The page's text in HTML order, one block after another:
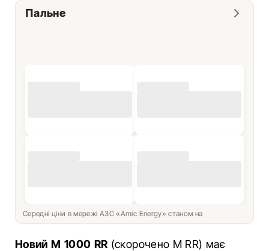
Пальне
Середні ціни в мережі АЗС «Amic Energy» станом на
Новий M 1000 RR (скорочено M RR) має